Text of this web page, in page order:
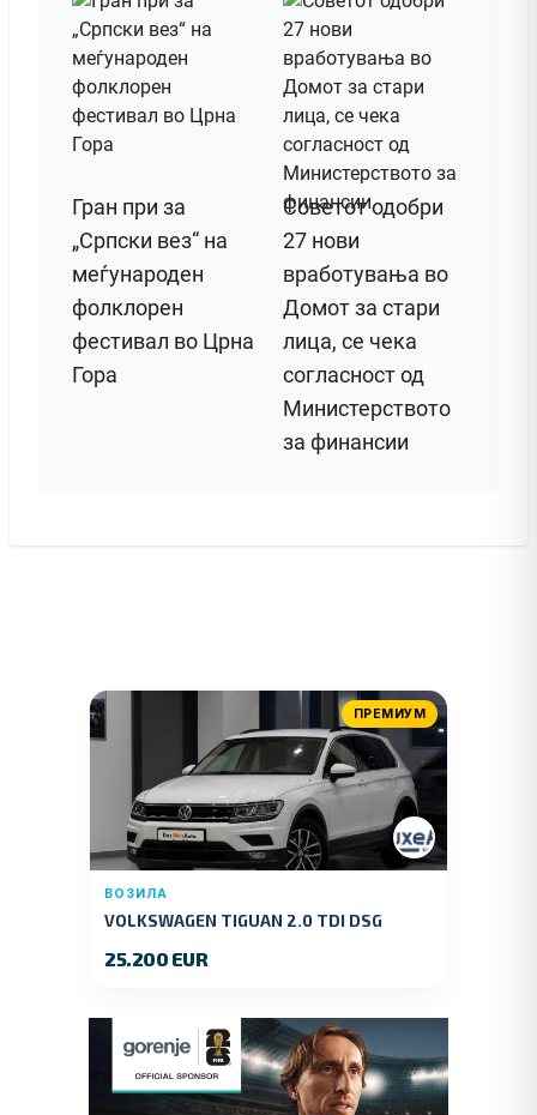
Гран при за
„Српски вез“ на
меѓународен
фолклорен
фестивал во Црна
Гора
Советот одобри
27 нови
вработувања во
Домот за стари
лица, се чека
согласност од
Министерството
за финансии
ПРЕМИУМ
ВОЗИЛА
VOLKSWAGEN TIGUAN 2.0 TDI DSG
25.200 EUR